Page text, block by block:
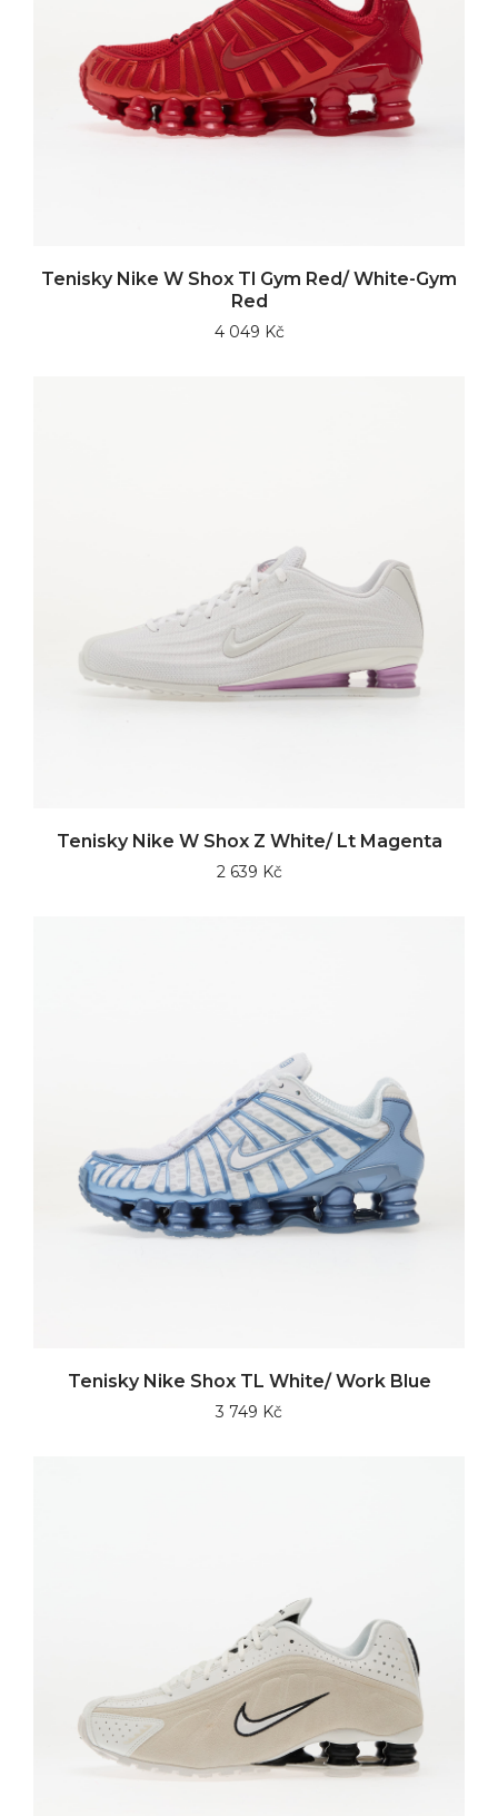
Tenisky Nike W Shox Tl Gym Red/ White-Gym
Red
4 049 Kč
Tenisky Nike W Shox Z White/ Lt Magenta
2 639 Kč
Tenisky Nike Shox TL White/ Work Blue
3 749 Kč